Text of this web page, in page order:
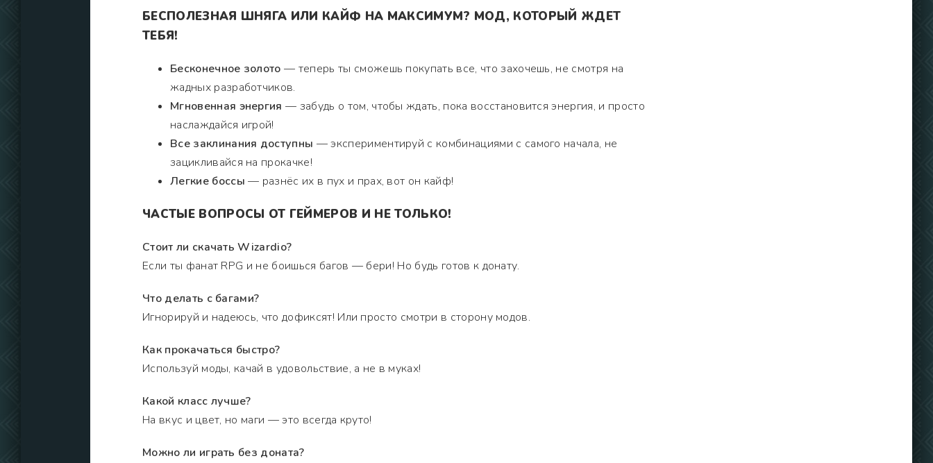
БЕСПОЛЕЗНАЯ ШНЯГА ИЛИ КАЙФ НА МАКСИМУМ? МОД, КОТОРЫЙ ЖДЕТ
ТЕБЯ!
Бесконечное золото — теперь ты сможешь покупать все, что захочешь, не смотря на
жадных разработчиков.
Мгновенная энергия — забудь о том, чтобы ждать, пока восстановится энергия, и просто
наслаждайся игрой!
Все заклинания доступны — экспериментируй с комбинациями с самого начала, не
зацикливайся на прокачке!
Легкие боссы — разнёс их в пух и прах, вот он кайф!
ЧАСТЫЕ ВОПРОСЫ ОТ ГЕЙМЕРОВ И НЕ ТОЛЬКО!
Стоит ли скачать Wizardio?
Если ты фанат RPG и не боишься багов — бери! Но будь готов к донату.
Что делать с багами?
Игнорируй и надеюсь, что дофиксят! Или просто смотри в сторону модов.
Как прокачаться быстро?
Используй моды, качай в удовольствие, а не в муках!
Какой класс лучше?
На вкус и цвет, но маги — это всегда круто!
Можно ли играть без доната?